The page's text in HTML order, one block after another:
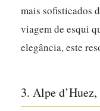
mais sofisticados
viagem de esqui
elegância, este
3. Alpe